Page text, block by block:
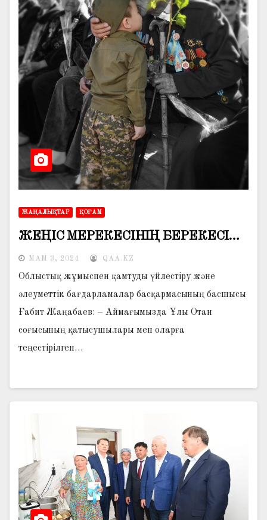
ЖАҢАЛЫҚТАР ҚОҒАМ
ЖЕҢІС МЕРЕКЕСІНІҢ БЕРЕКЕСІ…
МАМ 3, 2024 QAA.KZ
Облыстық жұмыспен қамтуды үйлестіру және
әлеуметтік бағдарламалар басқармасының басшысы
Ғабит Жаңабаев: – Аймағымызда Ұлы Отан
соғысының қатысушылары мен оларға
теңестірілген…